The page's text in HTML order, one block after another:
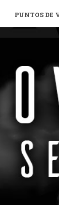
PUNTOS DE